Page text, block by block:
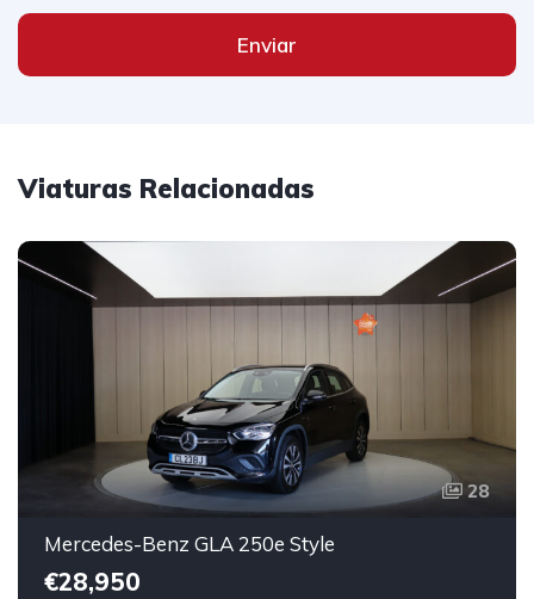
Enviar
Viaturas Relacionadas
28
Mercedes-Benz GLA 250e Style
€28,950